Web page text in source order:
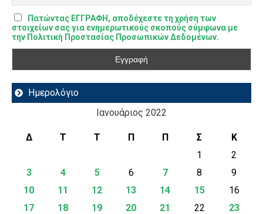
Πατώντας ΕΓΓΡΑΦΗ, αποδέχεστε τη χρήση των
στοιχείων σας για ενημερωτικούς σκοπούς σύμφωνα με
την Πολιτική Προστασίας Προσωπικών Δεδομένων.
Ημερολόγιο
Ιανουάριος 2022
Δ Τ Τ Π Π Σ
Κ
1
2
3
4 5 6 7 8
9
10
11 12 13 14 15
16
17
18 19 20 21 22
23